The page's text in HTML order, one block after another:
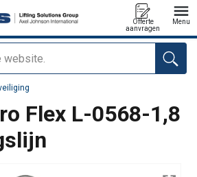
Offerte
aanvragen
Menu
Flex L-0568-1,8